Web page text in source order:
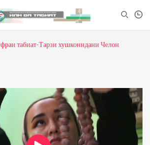
табиат-Тарзи хушконидани Челон